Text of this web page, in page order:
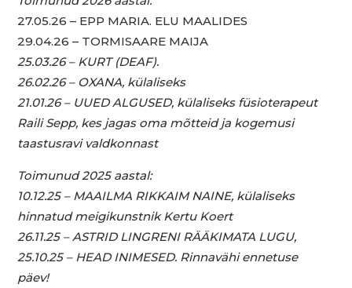
27.05.26 – EPP MARIA. ELU MAALIDES
29.04.26 – TORMISAARE MAIJA
25.03.26 – KURT (DEAF).
26.02.26 – OXANA, külaliseks
21.01.26 – UUED ALGUSED, külaliseks füsioterapeut
Raili Sepp, kes jagas oma mõtteid ja kogemusi
taastusravi valdkonnast
Toimunud 2025 aastal:
10.12.25 – MAAILMA RIKKAIM NAINE, külaliseks
hinnatud meigikunstnik Kertu Koert
26.11.25 – ASTRID LINGRENI RÄÄKIMATA LUGU,
25.10.25 – HEAD INIMESED. Rinnavähi ennetuse
päev!